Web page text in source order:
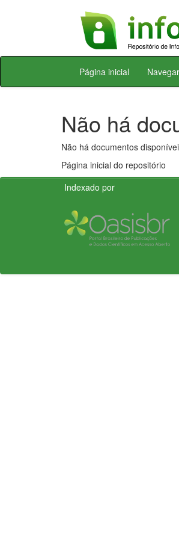
Skip
Página inicial Navegar
Não há
Não há documentos
Página inicial do repositório
Indexado por